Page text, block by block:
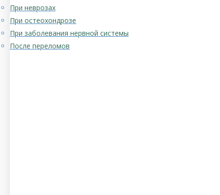
При неврозах
При остеохондрозе
При заболевания нервной системы
После переломов